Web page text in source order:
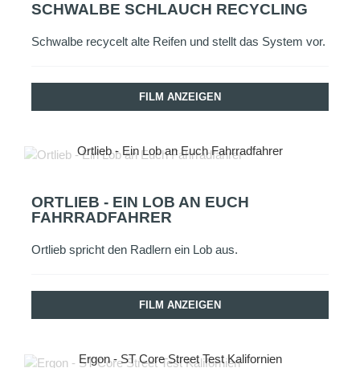
SCHWALBE SCHLAUCH RECYCLING
Schwalbe recycelt alte Reifen und stellt das System vor.
FILM ANZEIGEN
Ortlieb - Ein Lob an Euch Fahrradfahrer
ORTLIEB - EIN LOB AN EUCH
FAHRRADFAHRER
Ortlieb spricht den Radlern ein Lob aus.
FILM ANZEIGEN
Ergon - ST Core Street Test Kalifornien